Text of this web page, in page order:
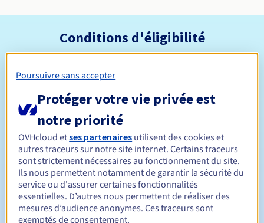
Conditions d'éligibilité
Qui peut enregistrer un .pl ?
Ouvert à toutes les personnes physiques ou morales, sans
restriction géographique.
Règles de gestion et notifications
Durée de réservation Entre 1 et 10 ans
Durée de renouvellement Entre 1 et 10 ans
Poursuivre sans accepter
Protéger votre vie privée est
notre priorité
OVHcloud etses partenaires utilisent des cookies et
autres traceurs sur notre site internet. Certains traceurs
sont strictement nécessaires au fonctionnement du site.
Ils nous permettent notamment de garantir la sécurité du
service ou d'assurer certaines fonctionnalités
essentielles. D’autres nous permettent de réaliser des
mesures d’audience anonymes. Ces traceurs sont
exemptés de consentement.